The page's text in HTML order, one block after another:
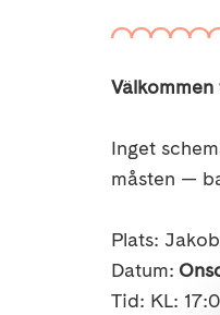
Inget
måsten —
Plats:
Datum:
Tid: KL: